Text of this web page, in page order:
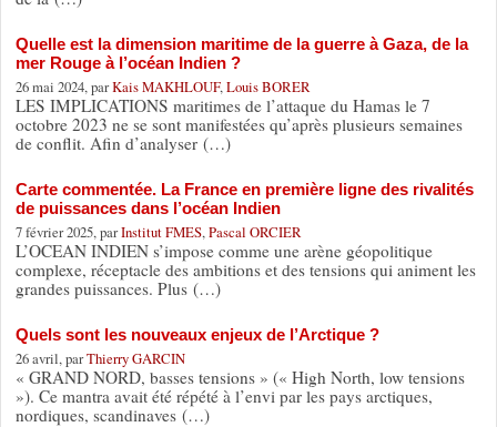
Quelle est la dimension maritime de la guerre à Gaza, de la
mer Rouge à l’océan Indien ?
26 mai 2024, parKais MAKHLOUF, Louis BORER
LES IMPLICATIONS maritimes de l’attaque du Hamas le 7
octobre 2023 ne se sont manifestées qu’après plusieurs semaines
de conflit. Afin d’analyser (…)
Carte commentée. La France en première ligne des rivalités
de puissances dans l’océan Indien
7 février 2025, parInstitut FMES, Pascal ORCIER
L’OCEAN INDIEN s’impose comme une arène géopolitique
complexe, réceptacle des ambitions et des tensions qui animent les
grandes puissances. Plus (…)
Quels sont les nouveaux enjeux de l’Arctique ?
26 avril, parThierry GARCIN
« GRAND NORD, basses tensions » (« High North, low tensions
»). Ce mantra avait été répété à l’envi par les pays arctiques,
nordiques, scandinaves (…)